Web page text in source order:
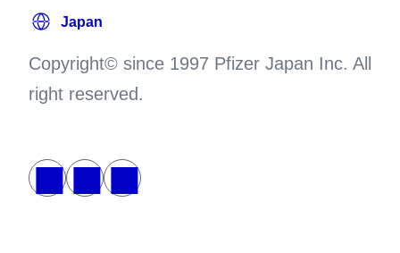
Copyright© since 1997 Pfizer Japan Inc. All
right reserved.